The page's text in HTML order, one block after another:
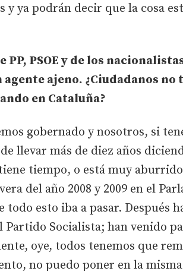
y ya podrán decir que la cosa
PP, PSOE y de los
ajeno. ¿Ciudadanos no
en Cataluña?
gobernado y nosotros, si
llevar más de diez años
tiempo, o está muy
del año 2008 y 2009 en el
esto iba a pasar. Después
Socialista; han venido
oye, todos tenemos que
no puedo poner en la